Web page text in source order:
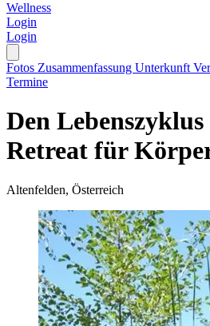
Wellness
Login
Login
Fotos Zusammenfassung Unterkunft
Termine
Den
Retreat für
Altenfelden, Österreich